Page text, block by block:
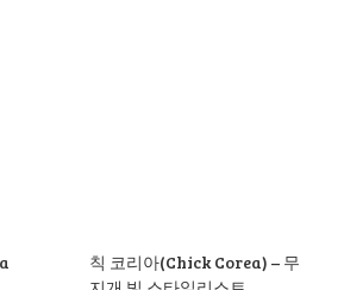
칙 코리아(Chick Corea) – 무